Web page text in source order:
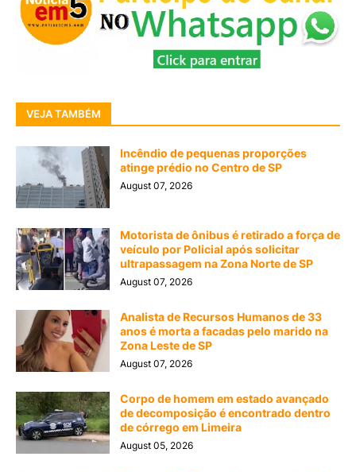
VEJA TAMBÉM
Incêndio de pequenas proporções
atinge prédio no Centro de SP
August 07, 2026
Motorista de ônibus é retirado a força de
veículo por Policial após solicitar
ultrapassagem na Zona Norte de SP
August 07, 2026
Analista de Recursos Humanos de 33
anos é morta a facadas pelo marido na
Zona Leste de SP
August 07, 2026
Corpo de homem em estado avançado
de decomposição é encontrado dentro
de córrego em Limeira
August 05, 2026